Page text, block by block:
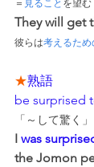
＝ 見ること を望む
They will get
彼らは考えるため
★熟語
be surprised
「～して驚く」
I was
the Jomon